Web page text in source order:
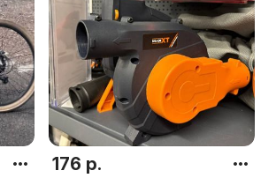
176 р.